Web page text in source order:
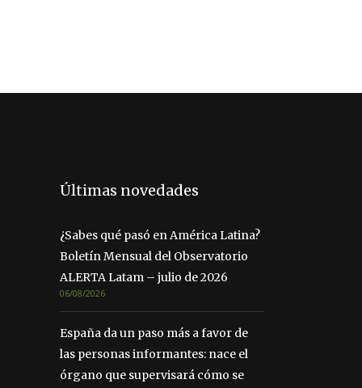
Últimas novedades
¿Sabes qué pasó en América Latina?
Boletín Mensual del Observatorio
ALERTA Latam – julio de 2026
06/08/2026
España da un paso más a favor de
las personas informantes: nace el
órgano que supervisará cómo se